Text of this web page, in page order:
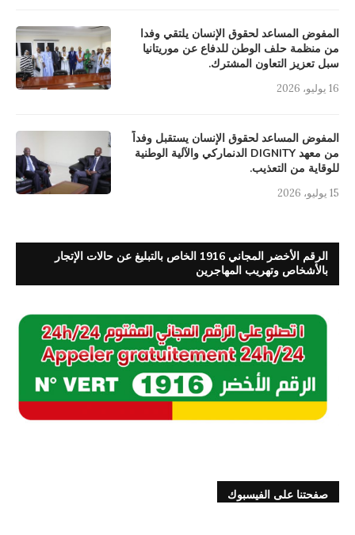
المفوض المساعد لحقوق الإنسان يلتقي وفدا
من منظمة حلف الوطن للدفاع عن موريتانيا
سبل تعزيز التعاون المشترك.
16 يوليو، 2026
المفوض المساعد لحقوق الإنسان يستقبل وفداً
من معهد DIGNITY الدنماركي والآلية الوطنية
للوقاية من التعذيب.
15 يوليو، 2026
الرقم الأخضر المجاني 1916 الخاص بالتبليغ عن حالات الإتجار
بالأشخاص وتهريب المهاجرين
صفحتنا على الفيسبوك